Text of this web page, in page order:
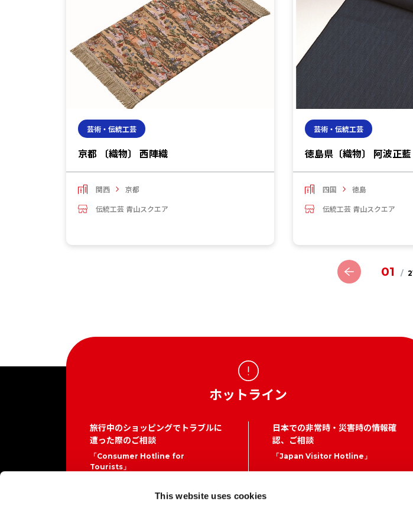
This website uses cookies
芸術・伝統工芸
京都 〔織物〕 西陣織
関西
京都
伝統工芸 青山スクエア
芸術・伝統工芸
徳島県〔織物〕 阿波正
四国
徳島
伝統工芸 青山スクエア
01 /
ホットライン
旅行中のショッピングでトラブルに
遭った際のご相談
「Consumer Hotline for
Tourists」
こちらは各サービスを提供している事業
日本での非常時・災害時の情報確
認、ご相談
「Japan Visitor Hotline」